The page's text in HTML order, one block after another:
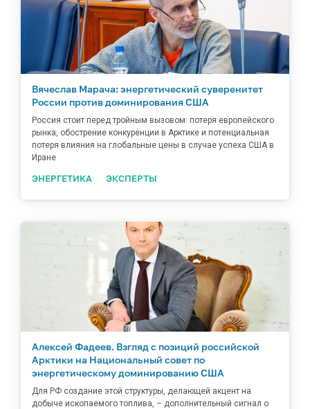
Вячеслав Марача: энергетический суверенитет
России против доминирования США
Россия стоит перед тройным вызовом: потеря европейского
рынка, обострение конкуренции в Арктике и потенциальная
потеря влияния на глобальные цены в случае успеха США в
Иране
ЭНЕРГЕТИКА ЭКСПЕРТЫ
Алексей Фадеев. Взгляд с позиций российской
Арктики на Национальный совет по
энергетическому доминированию США
Для РФ создание этой структуры, делающей акцент на
добыче ископаемого топлива, – дополнительный сигнал о